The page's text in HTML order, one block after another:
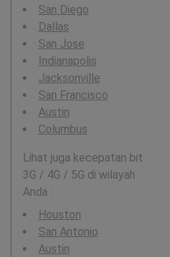
San Diego
Dallas
San Jose
Indianapolis
Jacksonville
San Francisco
Austin
Columbus
Lihat juga kecepatan bit
3G / 4G / 5G di wilayah
Anda :
Houston
San Antonio
Austin